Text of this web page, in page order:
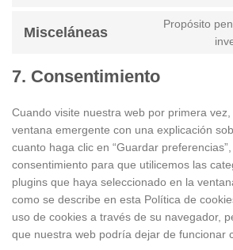
Misceláneas
Propósito
7. Consentimiento
Cuando visite nuestra web por primera
ventana emergente con una explicación
cuanto haga clic en “Guardar
consentimiento para que utilicemos las
plugins que haya seleccionado en la
como se describe en esta Política de
uso de cookies a través de su navegador,
que nuestra web podría dejar de funcionar